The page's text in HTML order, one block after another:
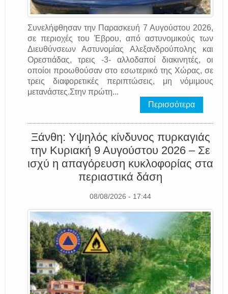
Συνελήφθησαν την Παρασκευή 7 Αυγούστου 2026,
σε περιοχές του Έβρου, από αστυνομικούς των
Διευθύνσεων Αστυνομίας Αλεξανδρούπολης και
Ορεστιάδας, τρεις -3- αλλοδαποί διακινητές, οι
οποίοι προωθούσαν στο εσωτερικό της Χώρας, σε
τρεις διαφορετικές περιπτώσεις, μη νόμιμους
μετανάστες.Στην πρώτη...
Περισσότερα
Ξάνθη: Υψηλός κίνδυνος πυρκαγιάς
την Κυριακή 9 Αυγούστου 2026 – Σε
ισχύ η απαγόρευση κυκλοφορίας στα
περιαστικά δάση
08/08/2026 - 17:44